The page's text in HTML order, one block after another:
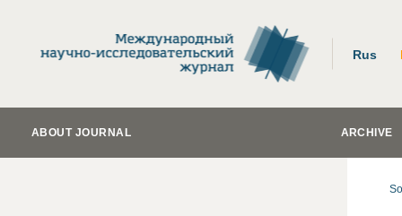
Rus
ABOUT JOURNAL ARCHIVE